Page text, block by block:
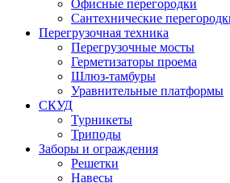
Офисные перегородки
Сантехнические
Перегрузочная техника
Перегрузочные мосты
Герметизаторы проема
Шлюз-тамбуры
Уравнительные платформы
СКУД
Турникеты
Триподы
Заборы и ограждения
Решетки
Навесы